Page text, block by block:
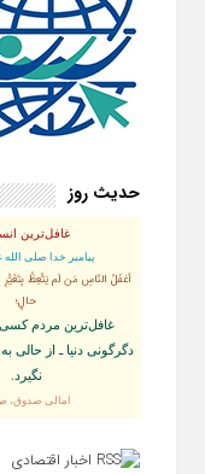
حدیث روز
غافل‌ترین
پيامبر خدا صلى‏ الله‏
أغفَلُ النّاسِ مَن لَم يَتَّعِظْ بِتَغَيُّرِ
حالٍ؛
غافل‏‌ترين مردم
دگرگونى دنيا ـ از حالى
نگیرد.
امالی صدوق،
اخبار اقتصادی